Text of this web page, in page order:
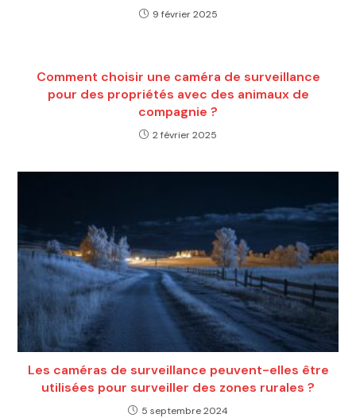
9 février 2025
Comment choisir une caméra de surveillance
pour des propriétés avec des animaux de
compagnie ?
2 février 2025
Les caméras de surveillance peuvent-elles être
utilisées pour surveiller des zones rurales ?
5 septembre 2024